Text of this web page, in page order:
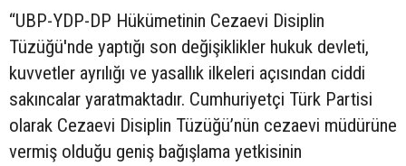
“UBP-YDP-DP Hükümetinin Cezaevi Disiplin
Tüzüğü'nde yaptığı son değişiklikler hukuk devleti,
kuvvetler ayrılığı ve yasallık ilkeleri açısından ciddi
sakıncalar yaratmaktadır. Cumhuriyetçi Türk Partisi
olarak Cezaevi Disiplin Tüzüğü’nün cezaevi müdürüne
vermiş olduğu geniş bağışlama yetkisinin